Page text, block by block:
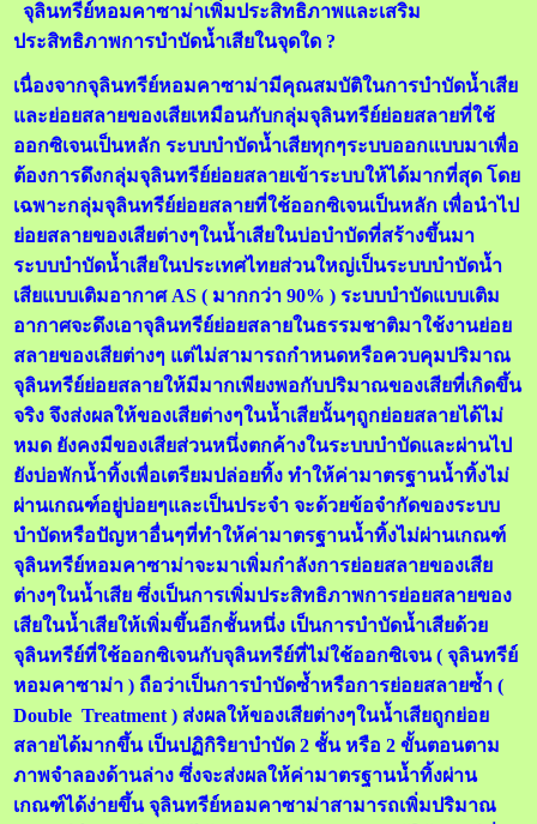
จุลินทรีย์หอมคาซาม่าเพิ่มประสิทธิภาพและเสริม
ประสิทธิภาพการบำบัดน้ำเสียในจุดใด ?
เนื่องจากจุลินทรีย์หอมคาซาม่ามีคุณสมบัติในการบำบัดน้ำเสีย
และย่อยสลายของเสียเหมือนกับกลุ่มจุลินทรีย์ย่อยสลายที่ใช้
ออกซิเจนเป็นหลัก ระบบบำบัดน้ำเสียทุกๆระบบออกแบบมาเพื่อ
ต้องการดึงกลุ่มจุลินทรีย์ย่อยสลายเข้าระบบให้ได้มากที่สุด โดย
เฉพาะกลุ่มจุลินทรีย์ย่อยสลายที่ใช้ออกซิเจนเป็นหลัก เพื่อนำไป
ย่อยสลายของเสียต่างๆในน้ำเสียในบ่อบำบัดที่สร้างขึ้นมา
ระบบบำบัดน้ำเสียในประเทศไทยส่วนใหญ่เป็นระบบบำบัดน้ำ
เสียแบบเติมอากาศ AS ( มากกว่า 90% ) ระบบบำบัดแบบเติม
อากาศจะดึงเอาจุลินทรีย์ย่อยสลายในธรรมชาติมาใช้งานย่อย
สลายของเสียต่างๆ แต่ไม่สามารถกำหนดหรือควบคุมปริมาณ
จุลินทรีย์ย่อยสลายให้มีมากเพียงพอกับปริมาณของเสียที่เกิดขึ้น
จริง จึงส่งผลให้ของเสียต่างๆในน้ำเสียนั้นๆถูกย่อยสลายได้ไม่
หมด ยังคงมีของเสียส่วนหนึ่งตกค้างในระบบบำบัดและผ่านไป
ยังบ่อพักน้ำทิ้งเพื่อเตรียมปล่อยทิ้ง ทำให้ค่ามาตรฐานน้ำทิ้งไม่
ผ่านเกณฑ์อยู่บ่อยๆและเป็นประจำ จะด้วยข้อจำกัดของระบบ
บำบัดหรือปัญหาอื่นๆที่ทำให้ค่ามาตรฐานน้ำทิ้งไม่ผ่านเกณฑ์
จุลินทรีย์หอมคาซาม่าจะมาเพิ่มกำลังการย่อยสลายของเสีย
ต่างๆในน้ำเสีย ซึ่งเป็นการเพิ่มประสิทธิภาพการย่อยสลายของ
เสียในน้ำเสียให้เพิ่มขึ้นอีกชั้นหนึ่ง เป็นการบำบัดน้ำเสียด้วย
จุลินทรีย์ที่ใช้ออกซิเจนกับจุลินทรีย์ที่ไม่ใช้ออกซิเจน ( จุลินทรีย์
หอมคาซาม่า ) ถือว่าเป็นการบำบัดซ้ำหรือการย่อยสลายซ้ำ (
Double Treatment ) ส่งผลให้ของเสียต่างๆในน้ำเสียถูกย่อย
สลายได้มากขึ้น เป็นปฏิกิริยาบำบัด 2 ชั้น หรือ 2 ขั้นตอนตาม
ภาพจำลองด้านล่าง ซึ่งจะส่งผลให้ค่ามาตรฐานน้ำทิ้งผ่าน
เกณฑ์ได้ง่ายขึ้น จุลินทรีย์หอมคาซาม่าสามารถเพิ่มปริมาณ